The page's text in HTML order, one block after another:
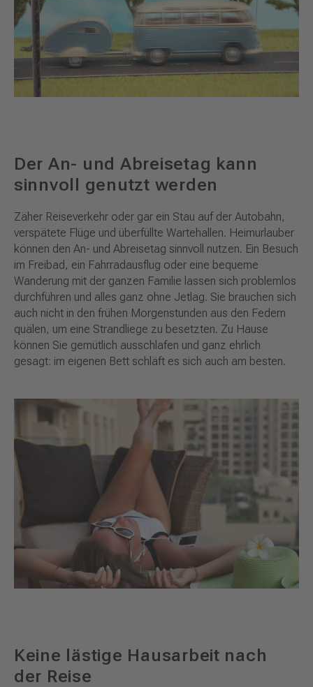
Der An- und Abreisetag kann
sinnvoll genutzt werden
Zäher Reiseverkehr oder gar ein Stau auf der Autobahn,
verspätete Flüge und überfüllte Wartehallen. Heimurlauber
können den An- und Abreisetag sinnvoll nutzen. Ein Besuch
im Freibad, ein Fahrradausflug oder eine bequeme
Wanderung mit der ganzen Familie lassen sich problemlos
durchführen und alles ganz ohne Jetlag. Sie brauchen sich
auch nicht in den frühen Morgenstunden aus den Federn
quälen, um eine Strandliege zu besetzten. Zu Hause
können Sie gemütlich ausschlafen und ganz ehrlich
gesagt: im eigenen Bett schläft es sich auch am besten.
Keine lästige Hausarbeit nach
der Reise